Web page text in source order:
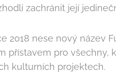
zachránit její
2018 nese nový název
přístavem pro všechny,
kulturních projektech.